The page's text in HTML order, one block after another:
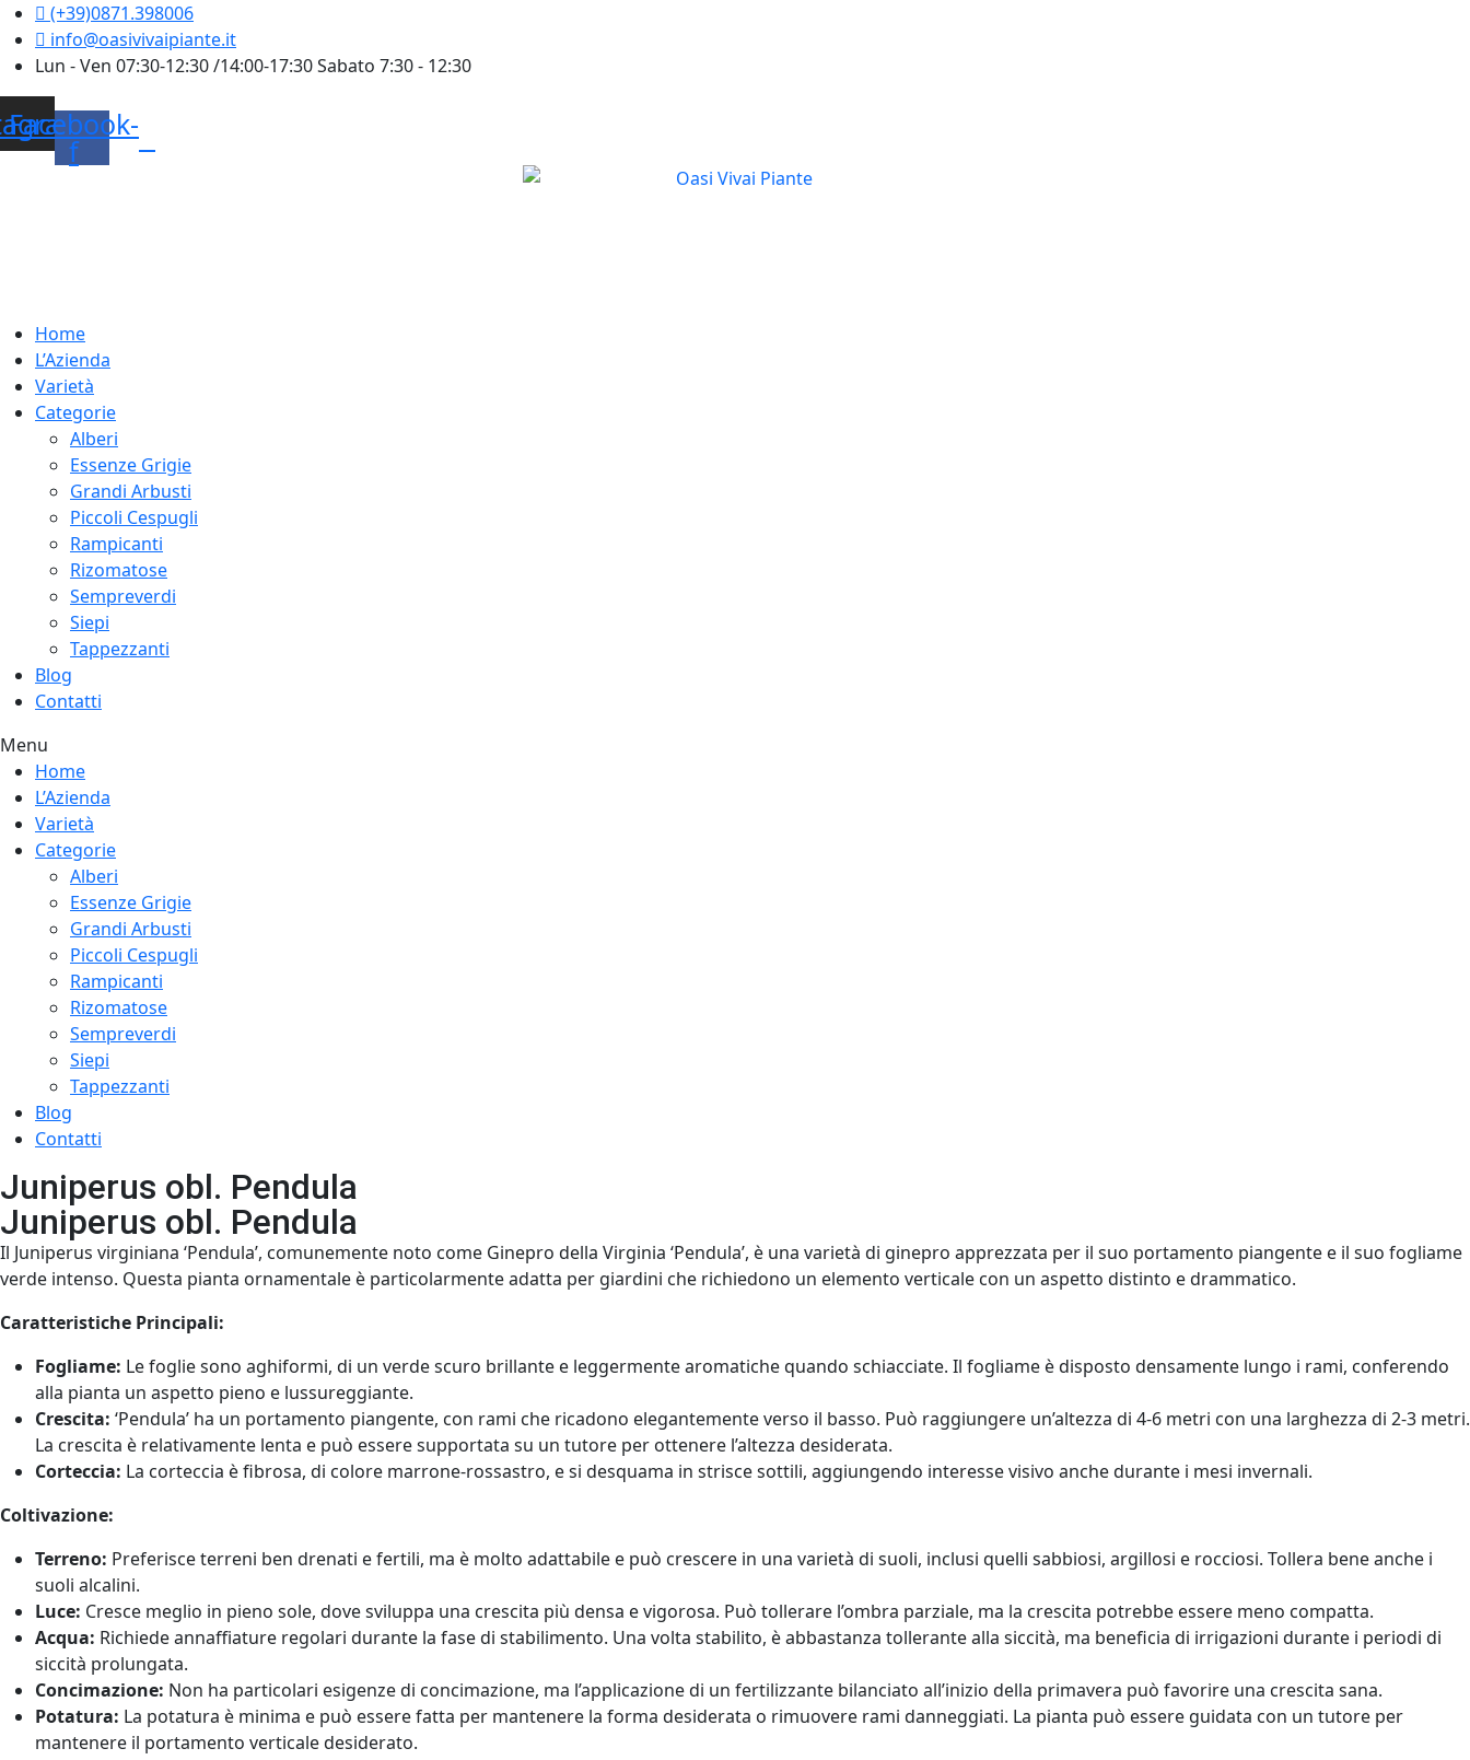
Skip
to
content
(+39)0871.398006
info@oasivivaipiante.it
Lun - Ven 07:30-12:30 /14:00-17:30 Sabato 7:30 - 12:30
Facebook-
f
Home
L’Azienda
Varietà
Categorie
Alberi
Essenze Grigie
Grandi Arbusti
Piccoli Cespugli
Rampicanti
Rizomatose
Sempreverdi
Siepi
Tappezzanti
Blog
Contatti
Menu
Home
L’Azienda
Varietà
Categorie
Alberi
Essenze Grigie
Grandi Arbusti
Piccoli Cespugli
Rampicanti
Rizomatose
Sempreverdi
Siepi
Tappezzanti
Blog
Contatti
Juniperus obl. Pendula
Juniperus obl. Pendula
Il Juniperus virginiana ‘Pendula’, comunemente noto come Ginepro della Virginia ‘Pendula’, è una varietà di ginepro apprezzata per il suo portamento piangente e il suo fogliame
verde intenso. Questa pianta ornamentale è particolarmente adatta per giardini che richiedono un elemento verticale con un aspetto distinto e drammatico.
Caratteristiche Principali:
Fogliame: Le foglie sono aghiformi, di un verde scuro brillante e leggermente aromatiche quando schiacciate. Il fogliame è disposto densamente lungo i rami, conferendo
alla pianta un aspetto pieno e lussureggiante.
Crescita: ‘Pendula’ ha un portamento piangente, con rami che ricadono elegantemente verso il basso. Può raggiungere un’altezza di 4-6 metri con una larghezza di 2-3 metri.
La crescita è relativamente lenta e può essere supportata su un tutore per ottenere l’altezza desiderata.
Corteccia: La corteccia è fibrosa, di colore marrone-rossastro, e si desquama in strisce sottili, aggiungendo interesse visivo anche durante i mesi invernali.
Coltivazione:
Terreno: Preferisce terreni ben drenati e fertili, ma è molto adattabile e può crescere in una varietà di suoli, inclusi quelli sabbiosi, argillosi e rocciosi. Tollera bene anche i
suoli alcalini.
Luce: Cresce meglio in pieno sole, dove sviluppa una crescita più densa e vigorosa. Può tollerare l’ombra parziale, ma la crescita potrebbe essere meno compatta.
Acqua: Richiede annaffiature regolari durante la fase di stabilimento. Una volta stabilito, è abbastanza tollerante alla siccità, ma beneficia di irrigazioni durante i periodi di
siccità prolungata.
Concimazione: Non ha particolari esigenze di concimazione, ma l’applicazione di un fertilizzante bilanciato all’inizio della primavera può favorire una crescita sana.
Potatura: La potatura è minima e può essere fatta per mantenere la forma desiderata o rimuovere rami danneggiati. La pianta può essere guidata con un tutore per
mantenere il portamento verticale desiderato.